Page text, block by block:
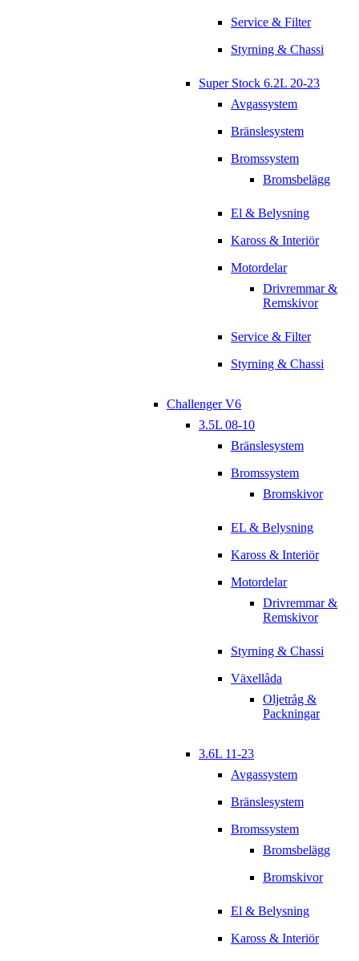
Service & Filter
Styrning & Chassi
Super Stock 6.2L 20-23
Avgassystem
Bränslesystem
Bromssystem
Bromsbelägg
El & Belysning
Kaross & Interiör
Motordelar
Drivremmar &
Remskivor
Service & Filter
Styrning & Chassi
Challenger V6
3.5L 08-10
Bränslesystem
Bromssystem
Bromskivor
EL & Belysning
Kaross & Interiör
Motordelar
Drivremmar &
Remskivor
Styrning & Chassi
Växellåda
Oljetråg &
Packningar
3.6L 11-23
Avgassystem
Bränslesystem
Bromssystem
Bromsbelägg
Bromskivor
El & Belysning
Kaross & Interiör